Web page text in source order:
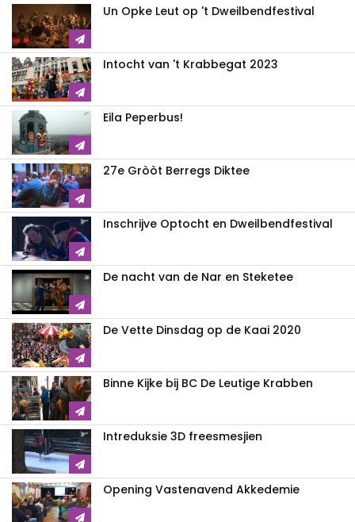
Un Opke Leut op 't Dweilbendfestival
Intocht van 't Krabbegat 2023
Eila Peperbus!
27e Gròòt Berregs Diktee
Inschrijve Optocht en Dweilbendfestival
De nacht van de Nar en Steketee
De Vette Dinsdag op de Kaai 2020
Binne Kijke bij BC De Leutige Krabben
Intreduksie 3D freesmesjien
Opening Vastenavend Akkedemie